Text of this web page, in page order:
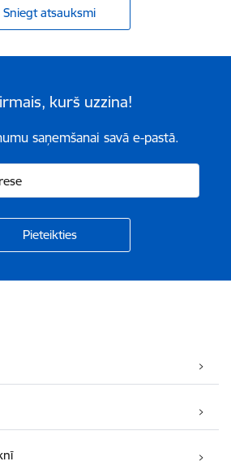
Sniegt atsauksmi
kurš uzzina!
saņemšanai savā e-pastā.